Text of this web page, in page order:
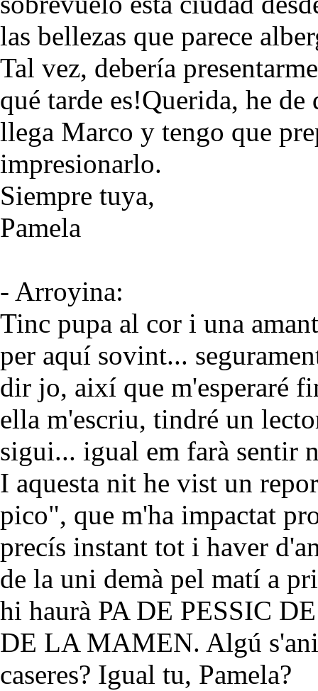
las bellezas que parece
Tal vez, debería
qué tarde es!Querida, he
llega Marco y tengo que
impresionarlo.
Siempre tuya,
Pamela
- Arroyina:
Tinc pupa al cor i una
per aquí sovint...
dir jo, així que m'esperaré
ella m'escriu, tindré un
sigui... igual em farà sentir
I aquesta nit he vist un
pico", que m'ha impactat
precís instant tot i haver
de la uni demà pel matí a
hi haurà PA DE PESSIC
DE LA MAMEN. Algú
caseres? Igual tu, Pamela?